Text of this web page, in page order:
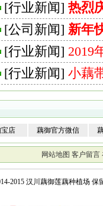
[行业新闻] 热烈
[公司新闻] 新年
[行业新闻] 2019
[行业新闻] 小藕
店 藕御官方微信
网站地图 客户留言
2015 汉川藕御莲藕种植场 保